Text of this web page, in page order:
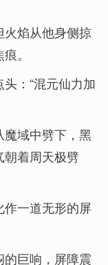
火焰从他身侧掠
。
：“混元仙力加
域中劈下，黑
朝着周天极劈
作一道无形的屏
巨响，屏障震